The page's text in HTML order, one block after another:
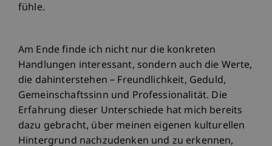
fühle.
Am Ende finde ich nicht nur die konkreten
Handlungen interessant, sondern auch die Werte,
die dahinterstehen – Freundlichkeit, Geduld,
Gemeinschaftssinn und Professionalität. Die
Erfahrung dieser Unterschiede hat mich bereits
dazu gebracht, über meinen eigenen kulturellen
Hintergrund nachzudenken und zu erkennen,